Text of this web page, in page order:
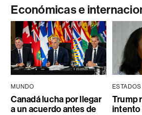
Económicas e
MUNDO
Canadá lucha por llegar
a un acuerdo antes de
Trump
intento